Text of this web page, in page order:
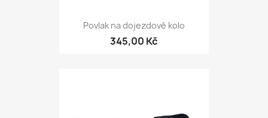
Povlak na dojezdové kolo
345,00 Kč